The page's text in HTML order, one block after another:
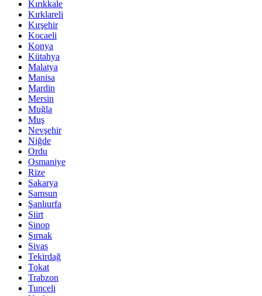
Kırıkkale
Kırklareli
Kırşehir
Kocaeli
Konya
Kütahya
Malatya
Manisa
Mardin
Mersin
Muğla
Muş
Nevşehir
Niğde
Ordu
Osmaniye
Rize
Sakarya
Samsun
Şanlıurfa
Siirt
Sinop
Şırnak
Sivas
Tekirdağ
Tokat
Trabzon
Tunceli